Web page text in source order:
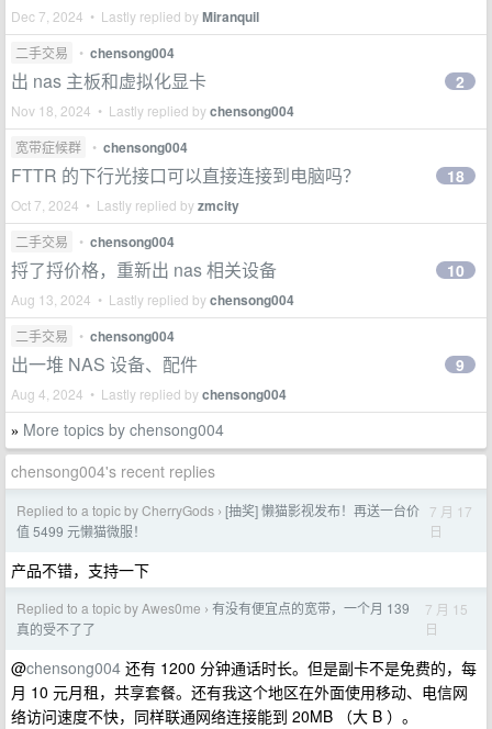
Dec 7, 2024 • Lastly replied byMiranquil
二手交易 • chensong004
出 nas 主板和虚拟化显卡
Nov 18, 2024 • Lastly replied bychensong004
2
宽带症候群 • chensong004
FTTR 的下行光接口可以直接连接到电脑吗？
Oct 7, 2024 • Lastly replied byzmcity
18
二手交易 • chensong004
捋了捋价格，重新出 nas 相关设备
Aug 13, 2024 • Lastly replied bychensong004
10
二手交易 • chensong004
出一堆 NAS 设备、配件
Aug 4, 2024 • Lastly replied bychensong004
9
» More topics by chensong004
chensong004's recent replies
Replied to a topic by CherryGods › [抽奖] 懒猫影视发布！再送一台价
值 5499 元懒猫微服！
7 月 17
日
产品不错，支持一下
Replied to a topic by Awes0me › 有没有便宜点的宽带，一个月 139
真的受不了了
7 月 15
日
@chensong004 还有 1200 分钟通话时长。但是副卡不是免费的，每
月 10 元月租，共享套餐。还有我这个地区在外面使用移动、电信网
络访问速度不快，同样联通网络连接能到 20MB （大 B ）。